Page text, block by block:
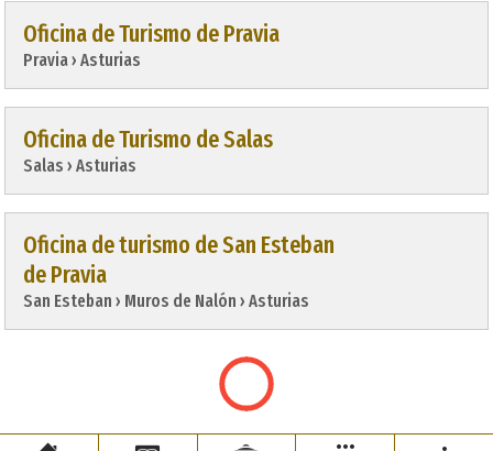
Oficina de Turismo de Pravia
Pravia › Asturias
Oficina de Turismo de Salas
Salas › Asturias
Oficina de turismo de San Esteban
de Pravia
San Esteban › Muros de Nalón › Asturias